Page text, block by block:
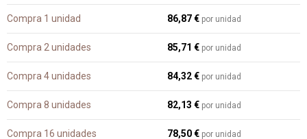
Compra 1 unidad 86,87 € por unidad
Compra 2 unidades 85,71 € por unidad
Compra 4 unidades 84,32 € por unidad
Compra 8 unidades 82,13 € por unidad
Compra 16 unidades 78,50 € por unidad